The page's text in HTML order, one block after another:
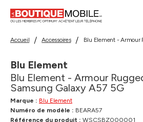
Accueil Accessoires
Blu Element
Blu Element - Armour
Samsung Galaxy A57 5G
Marque : Blu Element
Numéro de modèle : BEARA57
Référence du produit : WSCSBZ000001